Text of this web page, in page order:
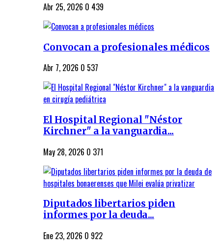
Abr 25, 2026 0 439
Convocan a profesionales médicos
Abr 7, 2026 0 537
El Hospital Regional "Néstor
Kirchner" a la vanguardia...
May 28, 2026 0 371
Diputados libertarios piden
informes por la deuda...
Ene 23, 2026 0 922